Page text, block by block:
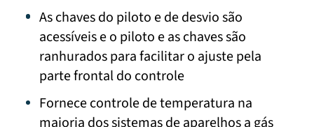
As chaves do piloto e de desvio são
acessíveis e o piloto e as chaves são
ranhurados para facilitar o ajuste pela
parte frontal do controle
Fornece controle de temperatura na
maioria dos sistemas de aparelhos a gás